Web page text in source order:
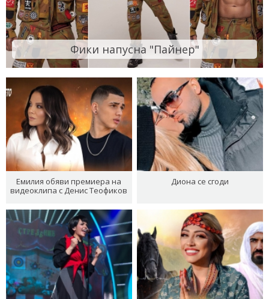
Фики напусна "Пайнер"
Емилия обяви премиера на
видеоклипа с Денис Теофиков
Диона се сгоди